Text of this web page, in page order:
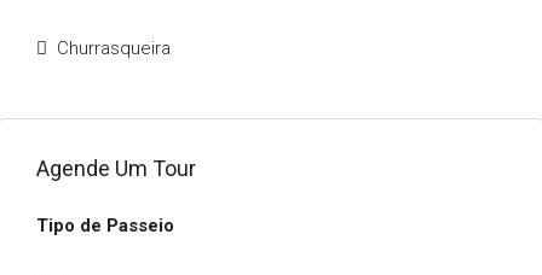
Churrasqueira
Agende Um Tour
Tipo de Passeio